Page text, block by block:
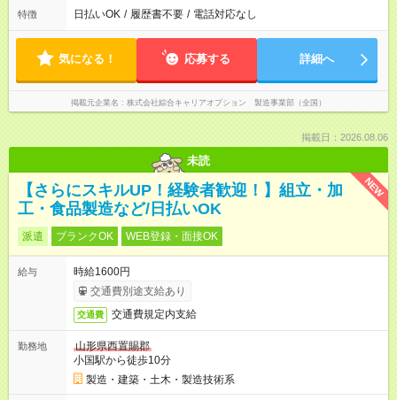
特徴 日払いOK / 履歴書不要 / 電話対応なし
気になる！ 応募する 詳細へ
掲載元企業名 株式会社綜合キャリアオプション 製造事業部（全国）
掲載日：2026.08.06
未読
NEW
【さらにスキルUP！経験者歓迎！】組立・加
工・食品製造など/日払いOK
派遣 ブランクOK WEB登録・面接OK
給与
時給1600円
交通費別途支給あり
交通費 交通費規定内支給
勤務地
山形県西置賜郡
小国駅から徒歩10分
製造・建築・土木・製造技術系